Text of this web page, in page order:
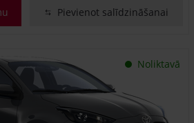
Pievienot salīdzināšanai
Noliktavā